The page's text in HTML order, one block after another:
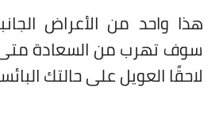
هذا واحد من الأعراض
سوف تهرب من السعادة متى
لاحقًا العويل على حالتك